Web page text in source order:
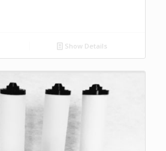
Show Details